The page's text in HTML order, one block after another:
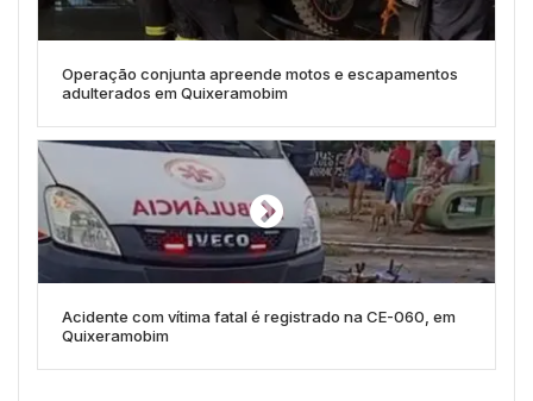
Operação conjunta apreende motos e escapamentos
adulterados em Quixeramobim
Acidente com vítima fatal é registrado na CE-060, em
Quixeramobim